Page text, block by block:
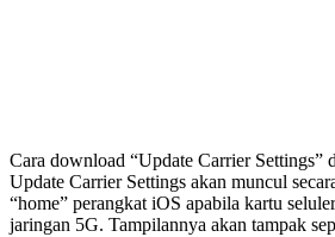
Cara download “Update Carrier Settings”
Update Carrier Settings akan muncul
“home” perangkat iOS apabila kartu
jaringan 5G. Tampilannya akan tampak